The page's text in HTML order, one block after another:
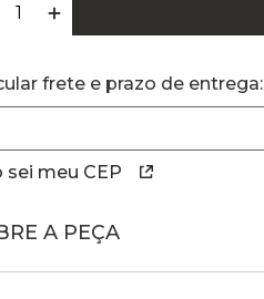
frete e prazo de entrega:
sei meu CEP
A PEÇA